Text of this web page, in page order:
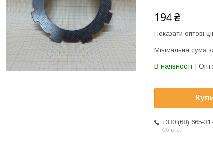
194 ₴
Показати оптові
Мінімальна сума
В наявності
+380 (68) 665-
Ольга